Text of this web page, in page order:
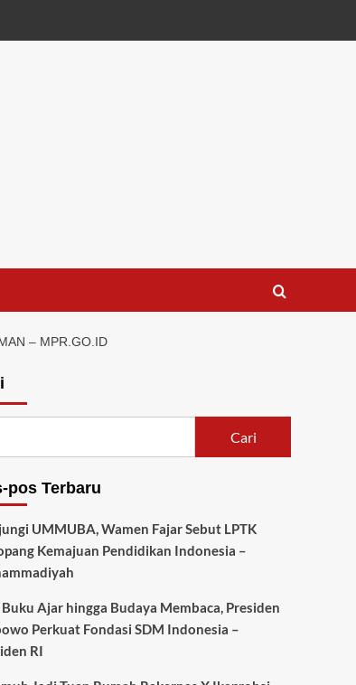
– MPR.GO.ID
Cari
pos Terbaru
UMMUBA, Wamen Fajar Sebut LPTK
Kemajuan Pendidikan Indonesia –
Ajar hingga Budaya Membaca, Presiden
Perkuat Fondasi SDM Indonesia –
RI